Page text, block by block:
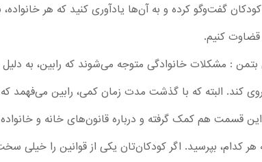
گفت‌وگو کرده و به آن‌ها یادآوری کنید که هر
قضاوت کنیم.
: مشکلات خانوادگی متوجه می‌شوند که رابین، به دلیل
کند. البته که با گذشت مدت زمان کمی، رابین می‌فهمد
قسمت هم کمک گرفته و درباره قانون‌های خانه و
هر کدام، بپرسید. اگر کودکان‌تان یکی از قوانین را خیلی